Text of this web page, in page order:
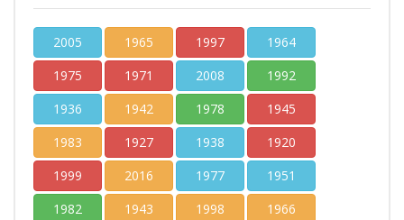
2005 1965 1997
1964
1975
1971 2008
1992
1936
1942 1978
1945
1983
1927 1938
1920
1999
2016 1977
1951
1982
1943 1998
1966